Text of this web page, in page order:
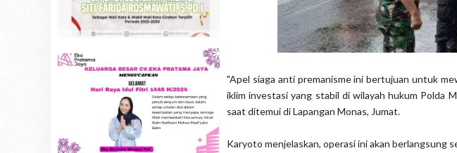
"Apel siaga anti premanisme ini bertujuan untuk
iklim investasi yang stabil di wilayah hukum Polda
saat ditemui di Lapangan Monas, Jumat.
Karyoto menjelaskan, operasi ini akan berlangsung